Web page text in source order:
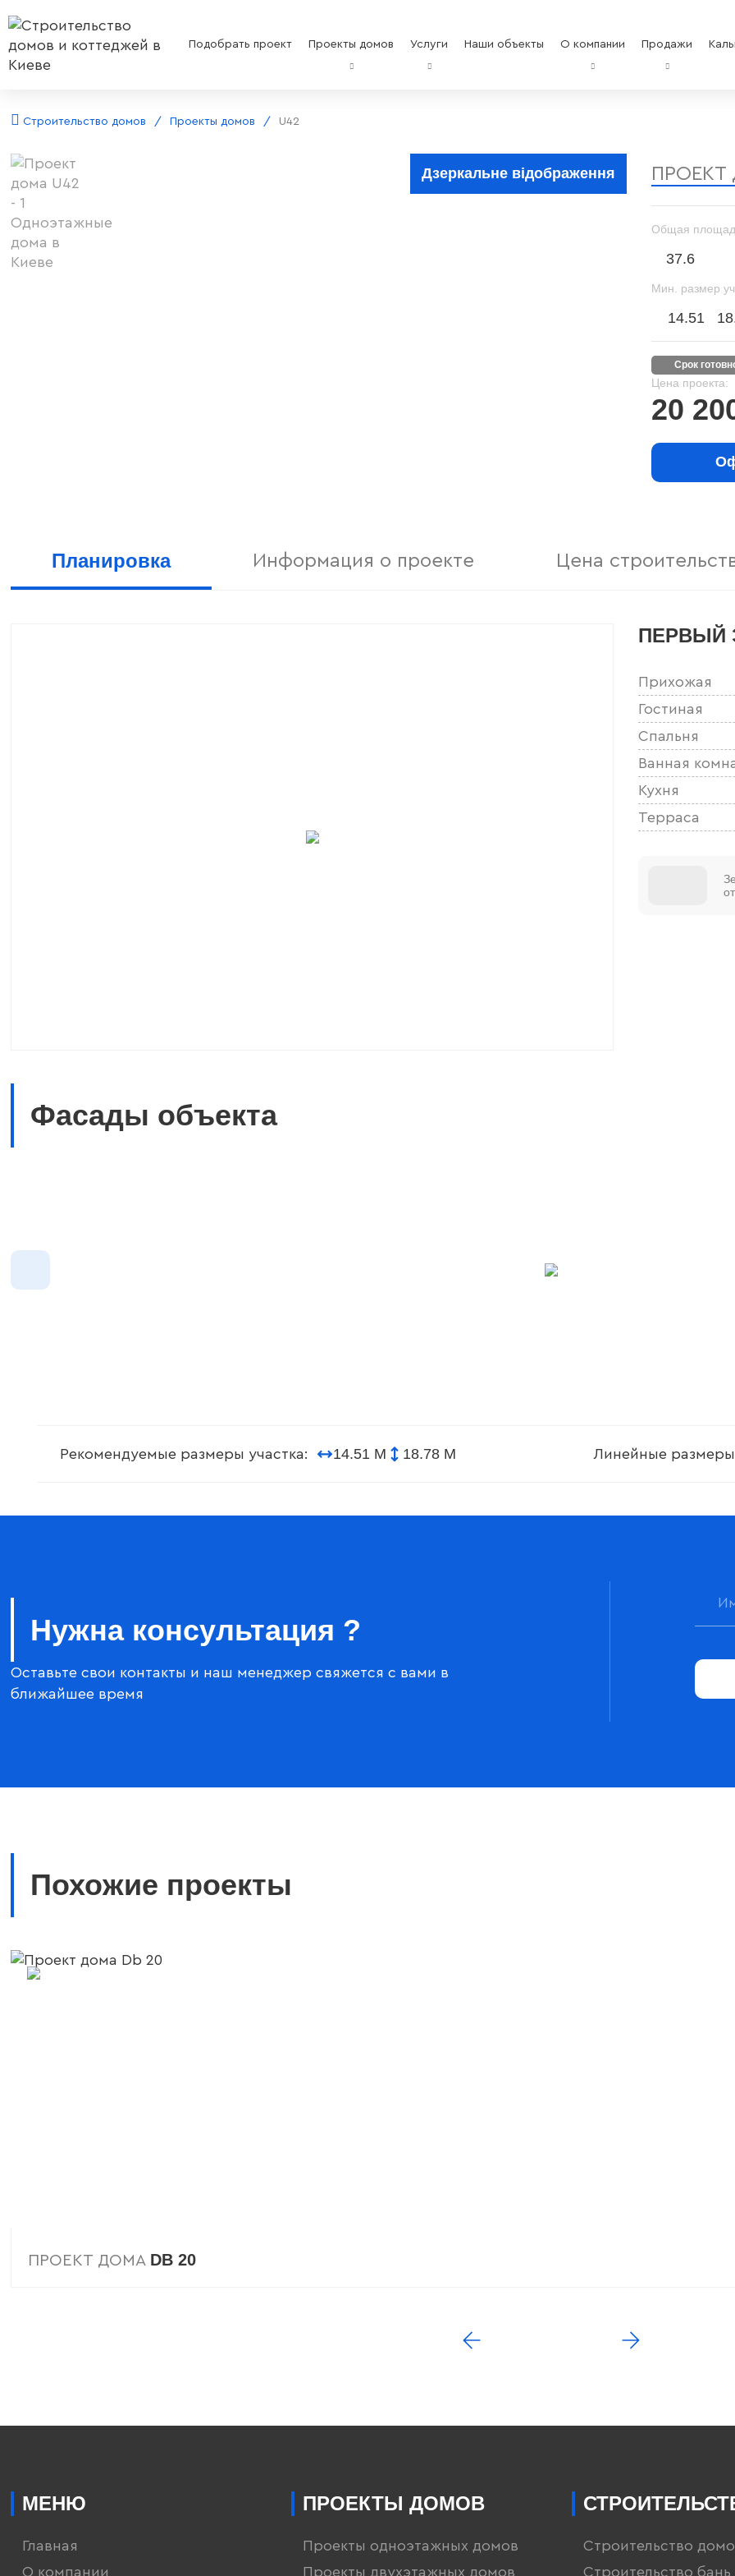
Подобрать проект Проекты домов Услуги Наши объекты О компании Продажи
Строительство домов Проекты домов U42
Дзеркальне відображення
Общая
37.6
Мин. размер
14.51
срок
Цена проекта:
20
Планировка Информация о проекте Цена
ПЕРВЫЙ
Прихожая
Гостиная
Спальня
Ванная
Кухня
Терраса
Фасады объекта
Рекомендуемые размеры участка: 14.51 М 18.78 М Линейные
Нужна консультация ?
Оставьте свои контакты и наш менеджер свяжется с вами в
ближайшее время
Похожие проекты
ПРОЕКТ ДОМА DB 20
МЕНЮ
Главная
О компании
ПРОЕКТЫ ДОМОВ
Проекты одноэтажных домов
Проекты двухэтажных домов
Строительство
Строительство бань